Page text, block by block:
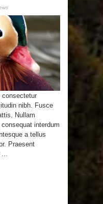
consectetur
nibh. Fusce
Nullam
interdum
a tellus
Praesent
...